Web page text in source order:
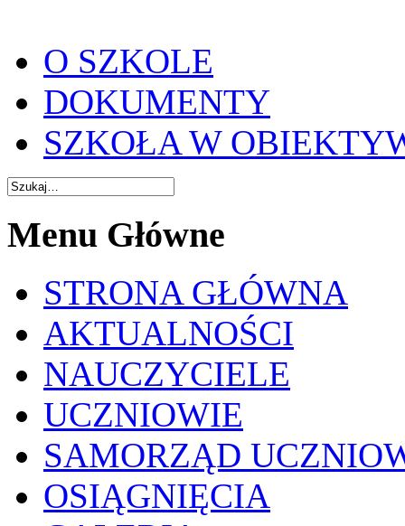
O SZKOLE
DOKUMENTY
SZKOŁA W
Menu Główne
STRONA GŁÓWNA
AKTUALNOŚCI
NAUCZYCIELE
UCZNIOWIE
SAMORZĄD
OSIĄGNIĘCIA